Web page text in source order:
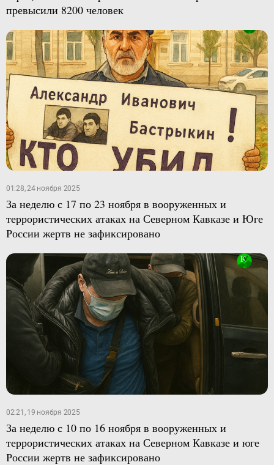
превысили 8200 человек
01:28, 24 ноября 2025
За неделю с 17 по 23 ноября в вооруженных и
террористических атаках на Северном Кавказе и Юге
России жертв не зафиксировано
02:21, 19 ноября 2025
За неделю с 10 по 16 ноября в вооруженных и
террористических атаках на Северном Кавказе и юге
России жертв не зафиксировано